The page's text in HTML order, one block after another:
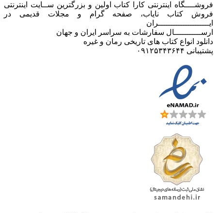
فروشــــگاه اینترنتی کارا کتاب اولین و بزرگترین ســایت اینترنتی
فروش کتاب نایاب، صفحه گرام و مجلات قدیمی در
ایـــــــــــــــــــــران
ارســـــــــــال سفارشات به سراسر ایران و جهان
دانلود انواع کتاب های تاریخی رمان و غیره
پشتیبانی ۰۹۱۲۵۳۴۳۶۴۴